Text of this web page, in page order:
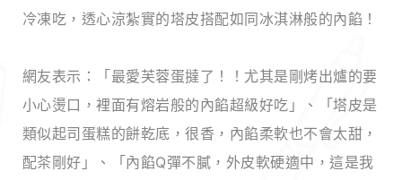
冷凍吃，透心涼紮實的塔皮搭配如同冰淇淋般的內餡！
網友表示：「最愛芙蓉蛋撻了！！尤其是剛烤出爐的要
小心燙口，裡面有熔岩般的內餡超級好吃」、「塔皮是
類似起司蛋糕的餅乾底，很香，內餡柔軟也不會太甜，
配茶剛好」、「內餡Q彈不膩，外皮軟硬適中，這是我